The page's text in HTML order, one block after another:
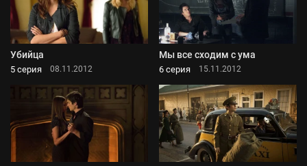
Убийца
5 серия 08.11.2012
Мы все сходим с ума
6 серия 15.11.2012